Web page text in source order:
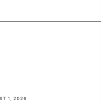
1, 2026